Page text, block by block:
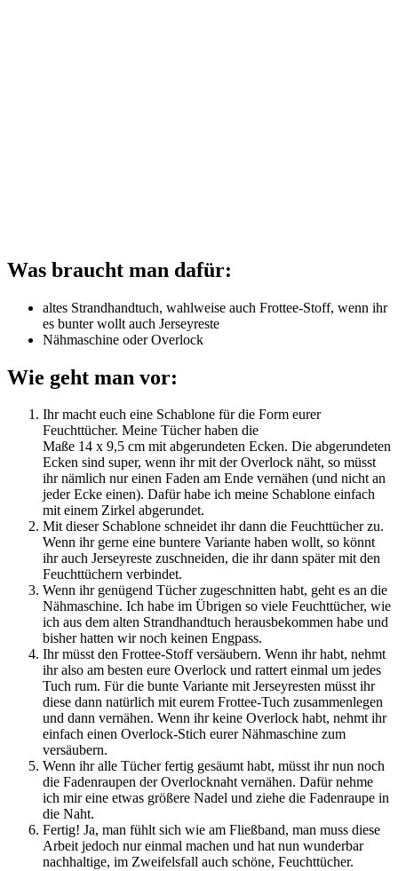
Was braucht man dafür:
altes Strandhandtuch, wahlweise auch Frottee-Stoff, wenn ihr
es bunter wollt auch Jerseyreste
Nähmaschine oder Overlock
Wie geht man vor:
Ihr macht euch eine Schablone für die Form eurer
Feuchttücher. Meine Tücher haben die
Maße 14 x 9,5 cm mit abgerundeten Ecken. Die abgerundeten
Ecken sind super, wenn ihr mit der Overlock näht, so müsst
ihr nämlich nur einen Faden am Ende vernähen (und nicht an
jeder Ecke einen). Dafür habe ich meine Schablone einfach
mit einem Zirkel abgerundet.
Mit dieser Schablone schneidet ihr dann die Feuchttücher zu.
Wenn ihr gerne eine buntere Variante haben wollt, so könnt
ihr auch Jerseyreste zuschneiden, die ihr dann später mit den
Feuchttüchern verbindet.
Wenn ihr genügend Tücher zugeschnitten habt, geht es an die
Nähmaschine. Ich habe im Übrigen so viele Feuchttücher, wie
ich aus dem alten Strandhandtuch herausbekommen habe und
bisher hatten wir noch keinen Engpass.
Ihr müsst den Frottee-Stoff versäubern. Wenn ihr habt, nehmt
ihr also am besten eure Overlock und rattert einmal um jedes
Tuch rum. Für die bunte Variante mit Jerseyresten müsst ihr
diese dann natürlich mit eurem Frottee-Tuch zusammenlegen
und dann vernähen. Wenn ihr keine Overlock habt, nehmt ihr
einfach einen Overlock-Stich eurer Nähmaschine zum
versäubern.
Wenn ihr alle Tücher fertig gesäumt habt, müsst ihr nun noch
die Fadenraupen der Overlocknaht vernähen. Dafür nehme
ich mir eine etwas größere Nadel und ziehe die Fadenraupe in
die Naht.
Fertig! Ja, man fühlt sich wie am Fließband, man muss diese
Arbeit jedoch nur einmal machen und hat nun wunderbar
nachhaltige, im Zweifelsfall auch schöne, Feuchttücher.